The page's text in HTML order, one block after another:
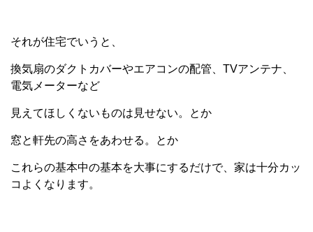
それが住宅でいうと、
換気扇のダクトカバーやエアコンの配管、TVアンテナ、
電気メーターなど
見えてほしくないものは見せない。とか
窓と軒先の高さをあわせる。とか
これらの基本中の基本を大事にするだけで、家は十分カッ
コよくなります。